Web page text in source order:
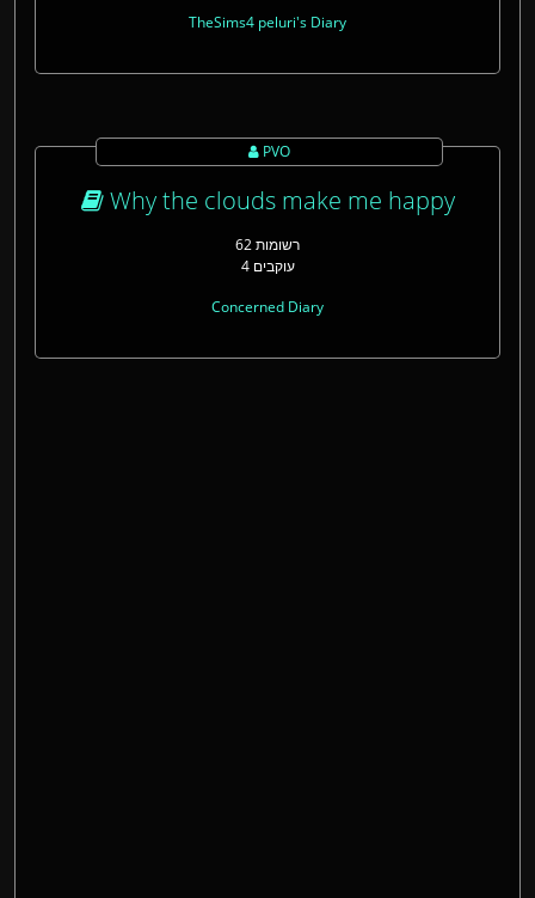
TheSims4 peluri's Diary
PVO
Why the clouds make me happy
62 רשומות
4 עוקבים
Concerned Diary